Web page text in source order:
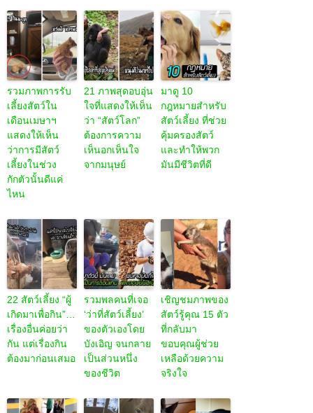
รวมภาพการรับ
เลี้ยงสัตว์ใน
เดือนเมษาฯ
แสดงให้เห็น
ว่าการมีสัตว์
เลี้ยงในช่วง
กักตัวนั้นดีแค่
ไหน
21 ภาพสุดอบอุ่น
ใจที่แสดงให้เห็น
ว่า “สัตว์โลก”
ต้องการความ
เห็นอกเห็นใจ
จากมนุษย์
มาดู 10
กฎหมายสำหรับ
สัตว์เลี้ยง ที่ช่วย
คุ้มครองสัตว์
และทำให้พวก
มันมีชีวิตที่ดี
22 สัตว์เลี้ยง “ผู้
เกิดมาเพื่อกิน”…
เรื่องอื่นค่อยว่า
กัน แต่เรื่องกิน
ต้องมาก่อนเสมอ
รวมพลคนที่เจอ
‘ว่าที่สัตว์เลี้ยง’
ของตัวเองโดย
บังเอิญ จนกลาย
เป็นส่วนหนึ่ง
ของชีวิต
เชิญชมภาพของ
สัตว์รู้คุณ 15 ตัว
ที่กลับมา
ขอบคุณผู้ช่วย
เหลือด้วยความ
จริงใจ